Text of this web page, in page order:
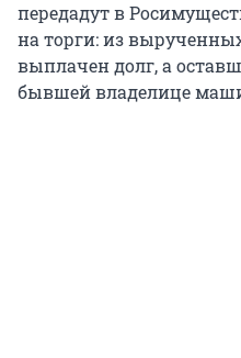
передадут в
на торги: из
выплачен долг, а
бывшей владелице